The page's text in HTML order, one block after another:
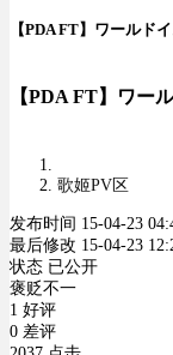
【PDA FT】ワールド
【PDA FT】ワー
歌姬PV区
发布时间 15-04-23
最后修改 15-04-23
状态 已公开
褒贬不一
1 好评
0 差评